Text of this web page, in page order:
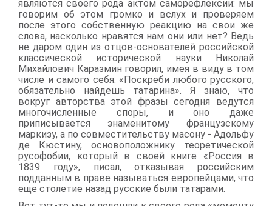
являются своего рода актом саморефлексии: мы
говорим об этом громко и вслух и проверяем
после этого собственную реакцию на свои же
слова, насколько нравятся нам они или нет? Ведь
не даром один из отцов-основателей российской
классической исторической науки Николай
Михайлович Каразмин говорил, имея в виду в том
числе и самого себя: «Поскреби любого русского,
обязательно найдешь татарина». Я знаю, что
вокруг авторства этой фразы сегодня ведутся
многочисленные споры, и оно даже
приписывается знаменитому французскому
маркизу, а по совместительству масону - Адольфу
де Кюстину, основоположнику теоретической
русофобии, который в своей книге «Россия в
1839 году», писал, отказывая российским
подданным в праве называться европейцами, что
еще столетие назад русские были татарами.